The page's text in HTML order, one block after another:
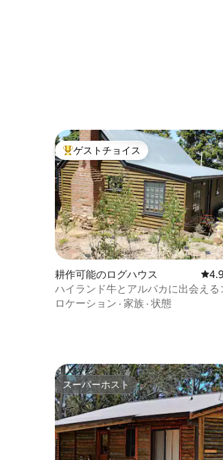
大好評のゲストチョイスです。
ゲストチョイス
耕作可能のログハウス レ
ハイランド牛とアルパカに出会える
ージ@ CherryTree
ロケーション · 家族 · 状態
スーパーホスト
スーパーホスト